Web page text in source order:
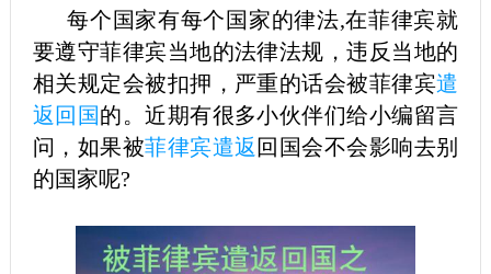
每个国家有每个国家的律法,在菲律宾就
要遵守菲律宾当地的法律法规，违反当地的
相关规定会被扣押，严重的话会被菲律宾遣
返回国的。近期有很多小伙伴们给小编留言
问，如果被菲律宾遣返 回国会不会影响去别
的国家呢?